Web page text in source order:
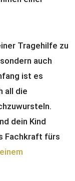
Tragehilfe zu
auch
ist es
all die
dein Kind
Fachkraft fürs